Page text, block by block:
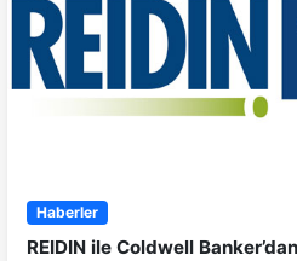
Haberler
REIDIN ile Coldwell